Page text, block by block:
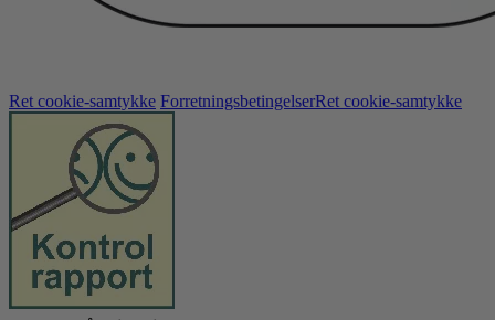
Ret cookie-samtykke ForretningsbetingelserRet cookie-samtykke